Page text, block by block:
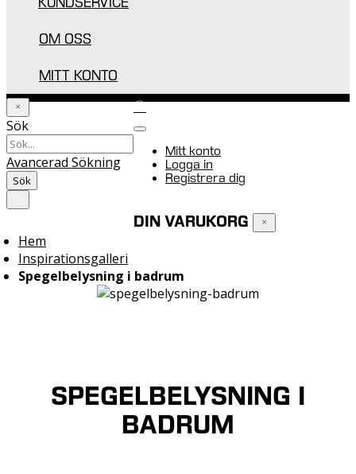
OM OSS
MITT KONTO
Sök
Avancerad Sökning
Sök
Mitt konto
Logga in
Registrera dig
DIN VARUKORG
Hem
Inspirationsgalleri
Spegelbelysning i badrum
SPEGELBELYSNING I
BADRUM